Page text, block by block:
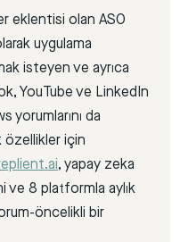
eklentisi olan ASO
uygulama
isteyen ve ayrıca
YouTube ve LinkedIn
yorumlarını da
özellikler için
, yapay zeka
ve 8 platformla aylık
öncelikli bir